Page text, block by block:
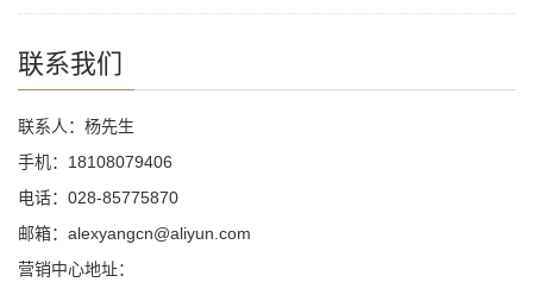
联系我们
联系人：杨先生
手机：18108079406
电话：028-85775870
邮箱：alexyangcn@aliyun.com
营销中心地址：